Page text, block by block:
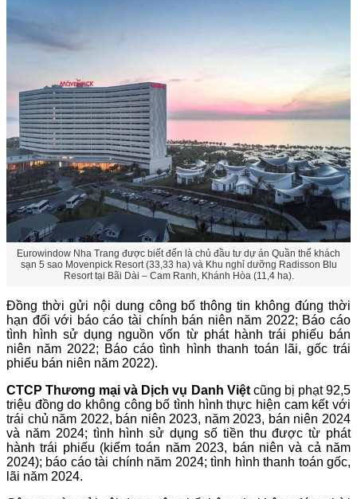
Eurowindow Nha Trang được biết đến là chủ đầu tư dự án Quần thể khách
sạn 5 sao Movenpick Resort (33,33 ha) và Khu nghỉ dưỡng Radisson Blu
Resort tại Bãi Dài – Cam Ranh, Khánh Hòa (11,4 ha).
Đồng thời gửi nội dung công bố thông tin không đúng thời
hạn đối với báo cáo tài chính bán niên năm 2022; Báo cáo
tình hình sử dụng nguồn vốn từ phát hành trái phiếu bán
niên năm 2022; Báo cáo tình hình thanh toán lãi, gốc trái
phiếu bán niên năm 2022).
CTCP Thương mại và Dịch vụ Danh Việtcũng bị phạt 92,5
triệu đồng do không công bố tình hình thực hiện cam kết với
trái chủ năm 2022, bán niên 2023, năm 2023, bán niên 2024
và năm 2024; tình hình sử dụng số tiền thu được từ phát
hành trái phiếu (kiểm toán năm 2023, bán niên và cả năm
2024); báo cáo tài chính năm 2024; tình hình thanh toán gốc,
lãi năm 2024.